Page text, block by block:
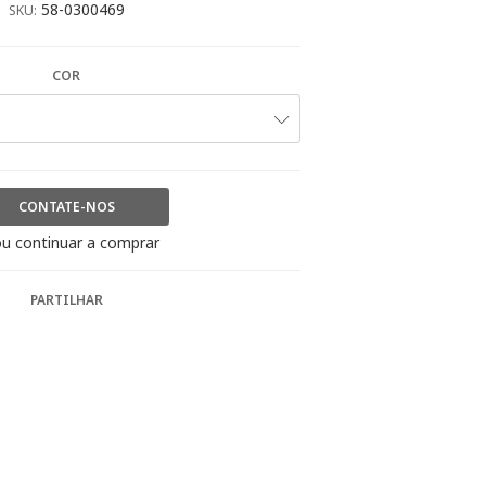
SKU: 58-0300469
COR
CONTATE-NOS
continuar a comprar
PARTILHAR